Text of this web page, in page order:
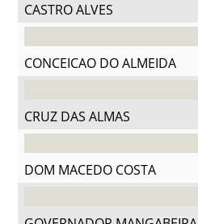
CASTRO ALVES
CONCEICAO DO ALMEIDA
CRUZ DAS ALMAS
DOM MACEDO COSTA